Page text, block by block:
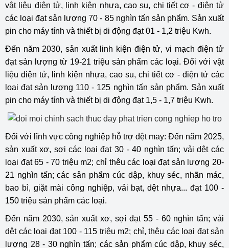
vật liệu điện tử, linh kiện nhựa, cao su, chi tiết cơ - điện tử
các loại đạt sản lượng 70 - 85 nghìn tấn sản phẩm. Sản xuất
pin cho máy tính và thiết bị di động đạt 01 - 1,2 triệu Kwh.
Đến năm 2030, sản xuất linh kiện điện tử, vi mạch điện tử
đạt sản lượng từ 19-21 triệu sản phẩm các loại. Đối với vật
liệu điện tử, linh kiện nhựa, cao su, chi tiết cơ - điện tử các
loại đạt sản lượng 110 - 125 nghìn tấn sản phẩm. Sản xuất
pin cho máy tính và thiết bị di động đạt 1,5 - 1,7 triệu Kwh.
Đối với lĩnh vực công nghiệp hỗ trợ dệt may: Đến năm 2025,
sản xuất xơ, sợi các loại đạt 30 - 40 nghìn tấn; vải dệt các
loại đạt 65 - 70 triệu m2; chỉ thêu các loại đạt sản lượng 20-
21 nghìn tấn; các sản phẩm cúc dập, khuy séc, nhãn mác,
bao bì, giặt mài công nghiệp, vải bạt, dệt nhựa... đạt 100 -
150 triệu sản phẩm các loại.
Đến năm 2030, sản xuất xơ, sợi đạt 55 - 60 nghìn tấn; vải
dệt các loại đạt 100 - 115 triệu m2; chỉ, thêu các loại đạt sản
lượng 28 - 30 nghìn tấn; các sản phẩm cúc dập, khuy séc,